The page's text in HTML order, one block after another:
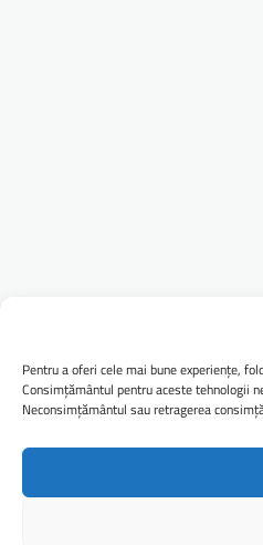
Pentru a oferi cele mai bune experiențe,
Consimțământul pentru aceste tehnologii
Neconsimțământul sau retragerea